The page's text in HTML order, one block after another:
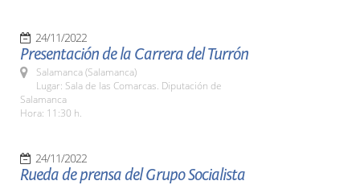
24/11/2022
Presentación de la Carrera del Turrón
Salamanca (Salamanca)
Lugar: Sala de las Comarcas. Diputación de
Salamanca
Hora: 11:30 h.
24/11/2022
Rueda de prensa del Grupo Socialista